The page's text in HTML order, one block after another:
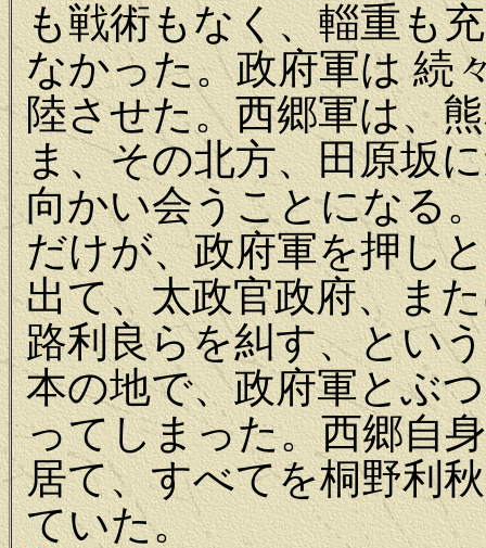
も戦術もなく、輜重も
なかった。政府軍は 続
陸させた。西郷軍は、
ま、その北方、田原坂
向かい会うことになる
だけが、政府軍を押し
出て、太政官政府、ま
路利良らを糾す、とい
本の地で、政府軍とぶ
ってしまった。西郷自
居て、すべてを桐野利
ていた。